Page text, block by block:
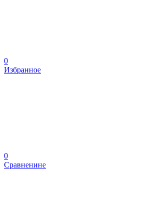
0
Избранное
0
Сравненине